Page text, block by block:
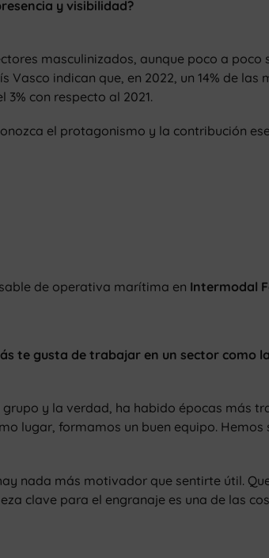
y visibilidad?
masculinizados, aunque poco a
Vasco indican que, en 2022, un 14% de
3% con respecto al 2021.
el protagonismo y la contribución
de operativa marítima en Intermodal
te gusta de trabajar en un sector como
grupo y la verdad, ha habido épocas más
lugar, formamos un buen equipo.
nada más motivador que sentirte útil.
clave para el engranaje es una de las